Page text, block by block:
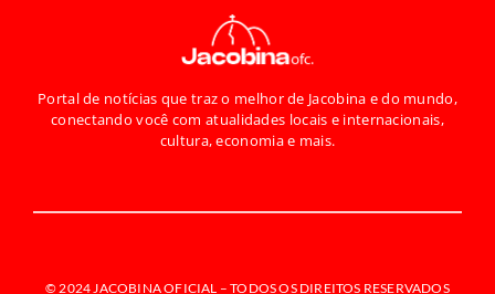
Portal de notícias que traz o melhor de Jacobina e do mundo,
conectando você com atualidades locais e internacionais,
cultura, economia e mais.
© 2024 JACOBINA OFICIAL –TODOS OS DIREITOS RESERVADOS